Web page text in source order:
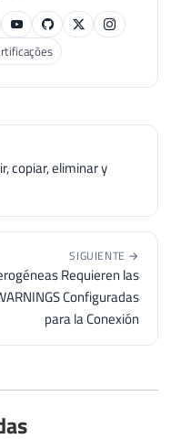
copiar, eliminar y
SIGUIENTE →
Requieren las
Configuradas
para la Conexión